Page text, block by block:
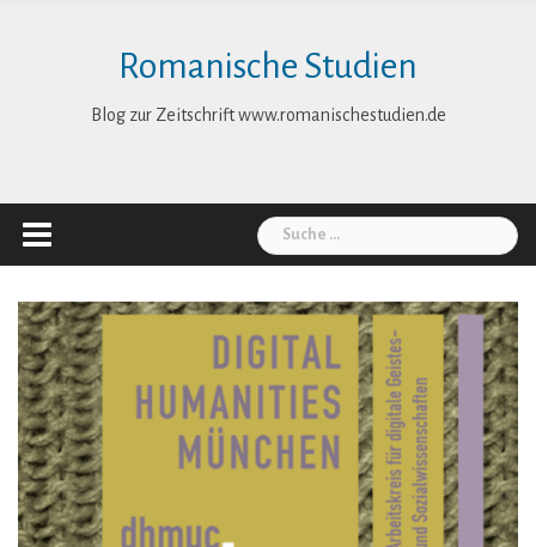
Romanische Studien
Blog zur Zeitschrift www.romanischestudien.de
Suche
nach: